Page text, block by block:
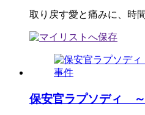
取り戻す愛と痛みに、時
保安官ラプソディ